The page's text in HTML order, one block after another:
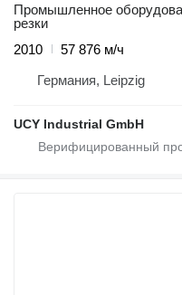
Промышленное
резки
2010
57 876 м/ч
Германия, Leipzig
UCY Industrial GmbH